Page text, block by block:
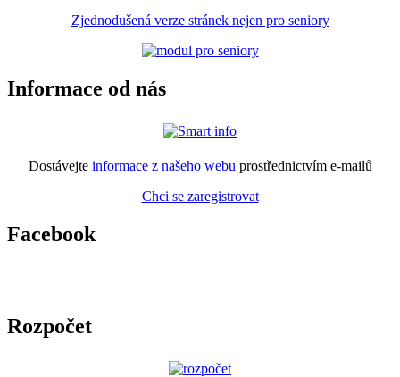
Zjednodušená verze stránek nejen pro seniory
Informace od nás
Dostávejte informace z našeho webu prostřednictvím e-mailů
Chci se zaregistrovat
Facebook
Rozpočet